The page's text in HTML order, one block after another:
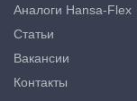
Аналоги Hansa-Flex
Статьи
Вакансии
Контакты